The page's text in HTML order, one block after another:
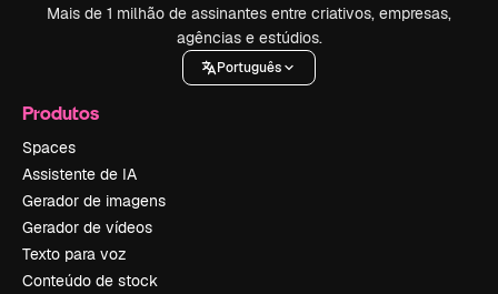
Mais de 1 milhão de assinantes entre criativos, empresas,
agências e estúdios.
Português
Produtos
Spaces
Assistente de IA
Gerador de imagens
Gerador de vídeos
Texto para voz
Conteúdo de stock